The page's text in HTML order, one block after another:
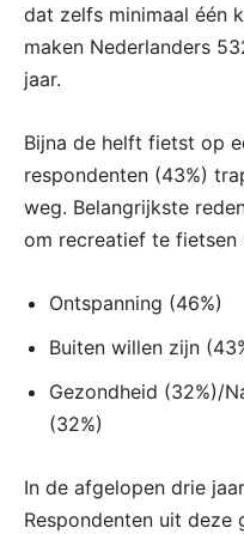
dat zelfs minimaal één
maken Nederlanders
jaar.
Bijna de helft fietst op
respondenten (43%)
weg. Belangrijkste
om recreatief te fietsen
Ontspanning (46%)
Buiten willen zijn
Gezondheid (32%)/
(32%)
In de afgelopen drie
Respondenten uit deze